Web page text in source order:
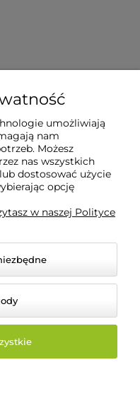
prawa zastrzeżone.
umożliwiają
nam
Możesz
nas wszystkich
dostosować użycie
opcję
w naszej Polityce